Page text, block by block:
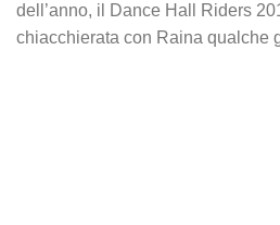
dell’anno, il Dance Hall Riders
chiacchierata con Raina qualche